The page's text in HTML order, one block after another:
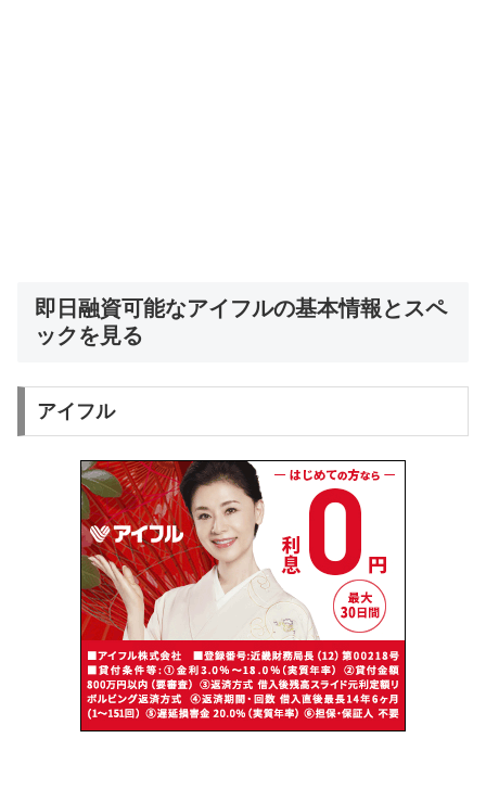
即日融資可能なアイフルの基本情報とスペ
ックを見る
アイフル